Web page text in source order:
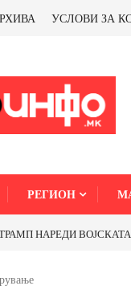
УСЛОВИ ЗА
РЕГИОН
НАРЕДИ ВОЈСКАТА